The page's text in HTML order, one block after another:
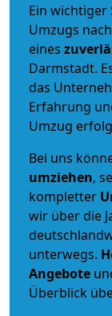
Ein
Umzugs
eines
Darmstadt.
das
Erfahrung
Umzug
Bei uns
umziehen,
kompletter
wir über die
unterwegs.
Angebote
Überblick